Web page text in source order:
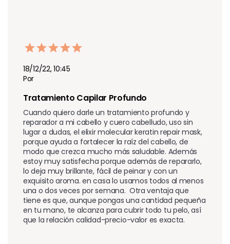
18/12/22, 10:45
Por
Tratamiento Capilar Profundo
Cuando quiero darle un tratamiento profundo y
reparador a mi cabello y cuero cabelludo, uso sin
lugar a dudas, el elixir molecular keratin repair mask,
porque ayuda a fortalecer la raíz del cabello, de
modo que crezca mucho más saludable. Además
estoy muy satisfecha porque además de repararlo,
lo deja muy brillante, fácil de peinar y con un
exquisito aroma. en casa lo usamos todos al menos
una o dos veces por semana.  Otra ventaja que
tiene es que, aunque pongas una cantidad pequeña
en tu mano, te alcanza para cubrir todo tu pelo, así
que la relación calidad-precio-valor es exacta.